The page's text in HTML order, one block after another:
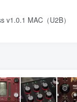
v1.0.1 MAC（U2B）